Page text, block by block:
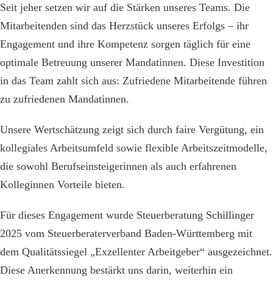
Seit jeher setzen wir auf die Stärken unseres Teams. Die
Mitarbeitenden sind das Herzstück unseres Erfolgs – ihr
Engagement und ihre Kompetenz sorgen täglich für eine
optimale Betreuung unserer Mandatinnen. Diese Investition
in das Team zahlt sich aus: Zufriedene Mitarbeitende führen
zu zufriedenen Mandatinnen.
Unsere Wertschätzung zeigt sich durch faire Vergütung, ein
kollegiales Arbeitsumfeld sowie flexible Arbeitszeitmodelle,
die sowohl Berufseinsteigerinnen als auch erfahrenen
Kolleginnen Vorteile bieten.
Für dieses Engagement wurde Steuerberatung Schillinger
2025 vom Steuerberaterverband Baden-Württemberg mit
dem Qualitätssiegel „Exzellenter Arbeitgeber“ ausgezeichnet.
Diese Anerkennung bestärkt uns darin, weiterhin ein